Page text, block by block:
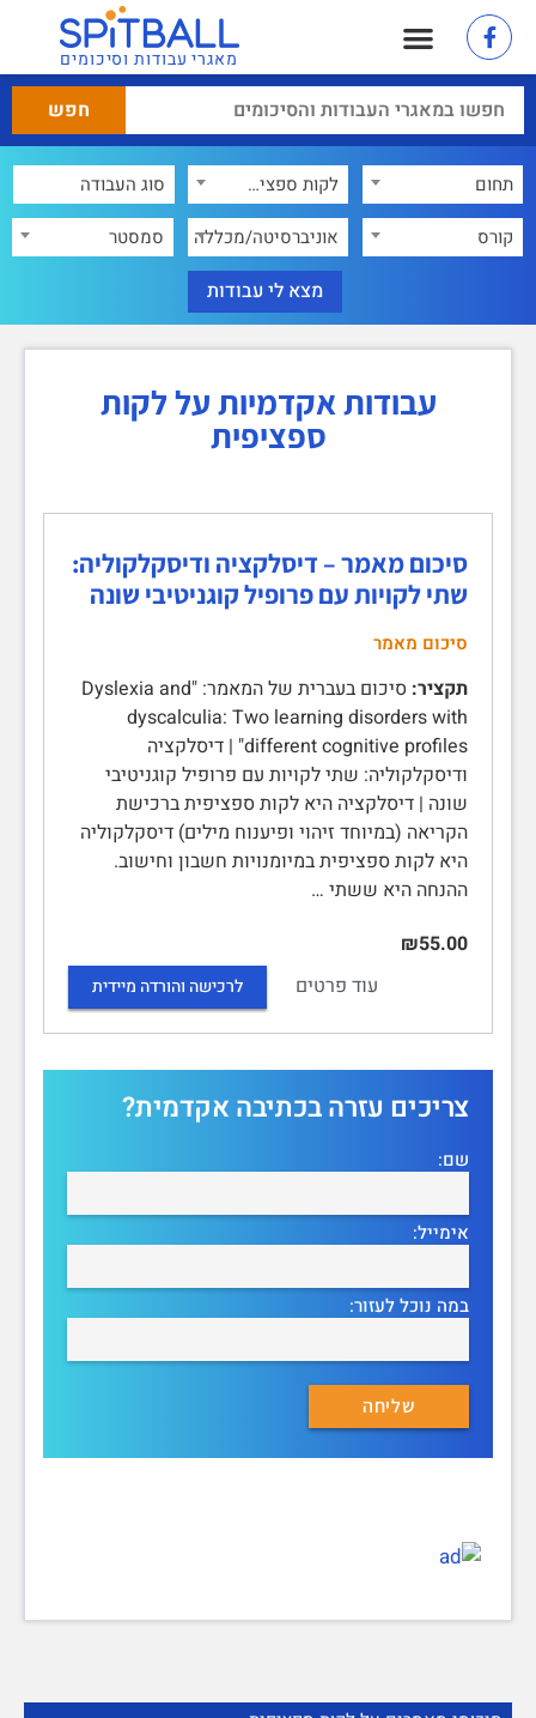
מאגרי עבודות וסיכומים
תחום
לקות ספציפית
קורס
אוניברסיטה/מכללה סמסטר
עבודות אקדמיות על לקות
ספציפית
סיכום מאמר – דיסלקציה ודיסקלקוליה:
שתי לקויות עם פרופיל קוגניטיבי שונה
סיכום מאמר
תקציר:
סיכום בעברית של המאמר: "Dyslexia and
dyscalculia: Two learning disorders with
different cognitive profiles" | דיסלקציה
ודיסקלקוליה: שתי לקויות עם פרופיל קוגניטיבי
שונה | דיסלקציה היא לקות ספציפית ברכישת
הקריאה (במיוחד זיהוי ופיענוח מילים) דיסקלקוליה
היא לקות ספציפית במיומנויות חשבון וחישוב.
ההנחה היא ששתי …
₪55.00
עוד פרטים
לרכישה והורדה מיידית
צריכים עזרה בכתיבה אקדמית?
שם:
אימייל:
במה נוכל לעזור: